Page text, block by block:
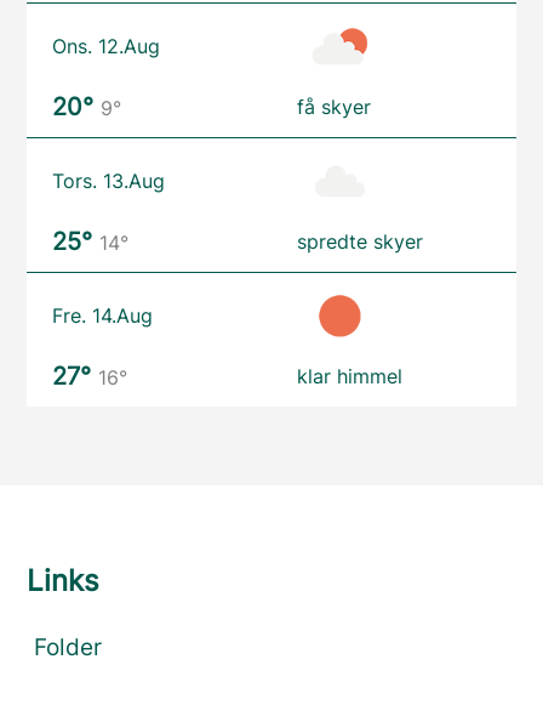
Ons. 12.Aug
20° 9° få skyer
Tors. 13.Aug
25° 14° spredte skyer
Fre. 14.Aug
27° 16° klar himmel
Links
Folder